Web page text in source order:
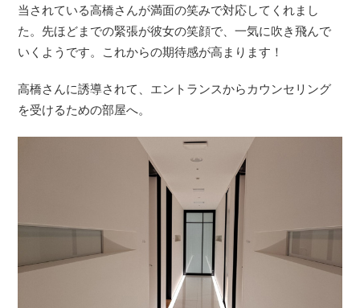
当されている高橋さんが満面の笑みで対応してくれまし
た。先ほどまでの緊張が彼女の笑顔で、一気に吹き飛んで
いくようです。これからの期待感が高まります！
高橋さんに誘導されて、エントランスからカウンセリング
を受けるための部屋へ。